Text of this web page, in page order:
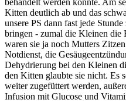
Kitten deutlich ab und das
unsere PS dann fast jede
bringen - zumal die Kleinen die
waren sie ja noch Mutters
Notdienst, die
Dehydrierung bei den Kleinen
den Kitten glaubte sie nicht. Es
weiter zugefüttert werden,
Infusion mit Glucose und